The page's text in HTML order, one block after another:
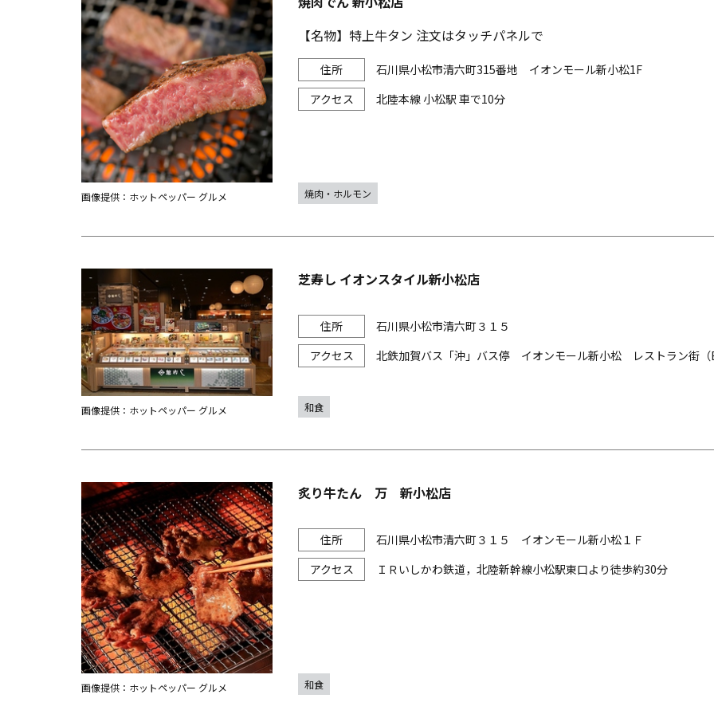
【名物】特上牛タン 注文はタッチパネルで
石川県小松市清六町315番地 イオンモール新小松1F
北陸本線 小松駅 車で10分
画像提供：ホットペッパー グルメ 焼肉・ホルモン
芝寿し イオンスタイル新小松店
石川県小松市清六町３１５
北鉄加賀バス「沖」バス停 イオンモール新小松 レストラン街（
画像提供：ホットペッパー グルメ 和食
炙り牛たん 万 新小松店
石川県小松市清六町３１５ イオンモール新小松１Ｆ
ＩＲいしかわ鉄道，北陸新幹線小松駅東口より徒歩約30分
画像提供：ホットペッパー グルメ 和食